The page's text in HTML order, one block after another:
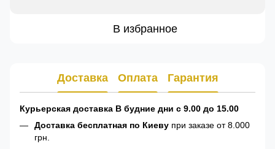
В избранное
Доставка Оплата Гарантия
Курьерская доставка В будние дни с 9.00 до 15.00
Доставка бесплатная по Киеву при заказе от 8.000
грн.